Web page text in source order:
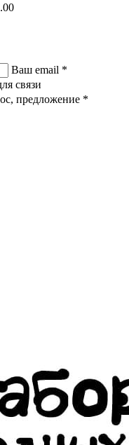
Ваш email *
связи
предложение *